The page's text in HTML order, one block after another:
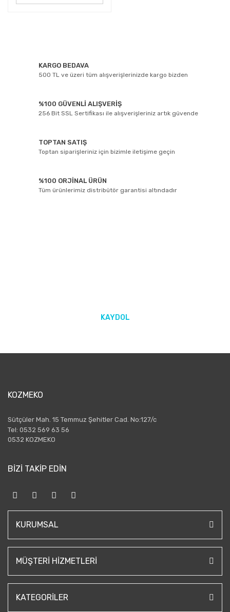
KARGO BEDAVA
500 TL ve üzeri tüm alışverişlerinizde kargo bizden
%100 GÜVENLİ ALIŞVERİŞ
256 Bit SSL Sertifikası ile alışverişleriniz artık güvende
TOPTAN SATIŞ
Toptan siparişleriniz için bizimle iletişime geçin
%100 ORJİNAL ÜRÜN
Tüm ürünlerimiz distribütör garantisi altındadır
KAYDOL
KOZMEKO
Sütçüler Mah. 15 Temmuz Şehitler Cad. No:127/c
Tel: 0532 569 63 56
0532 KOZMEKO
BİZİ TAKİP EDİN
KURUMSAL
MÜŞTERI HIZMETLERI
KATEGORILER